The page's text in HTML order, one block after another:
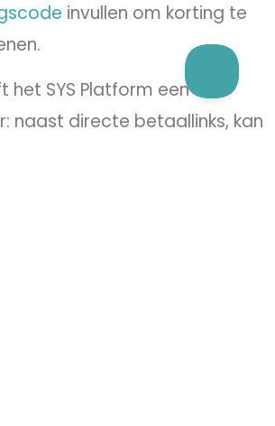
invullen om korting te
het SYS Platform een
naast directe betaallinks, kan